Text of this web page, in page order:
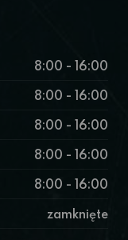
8:00 - 16:00
8:00 - 16:00
8:00 - 16:00
8:00 - 16:00
8:00 - 16:00
zamknięte